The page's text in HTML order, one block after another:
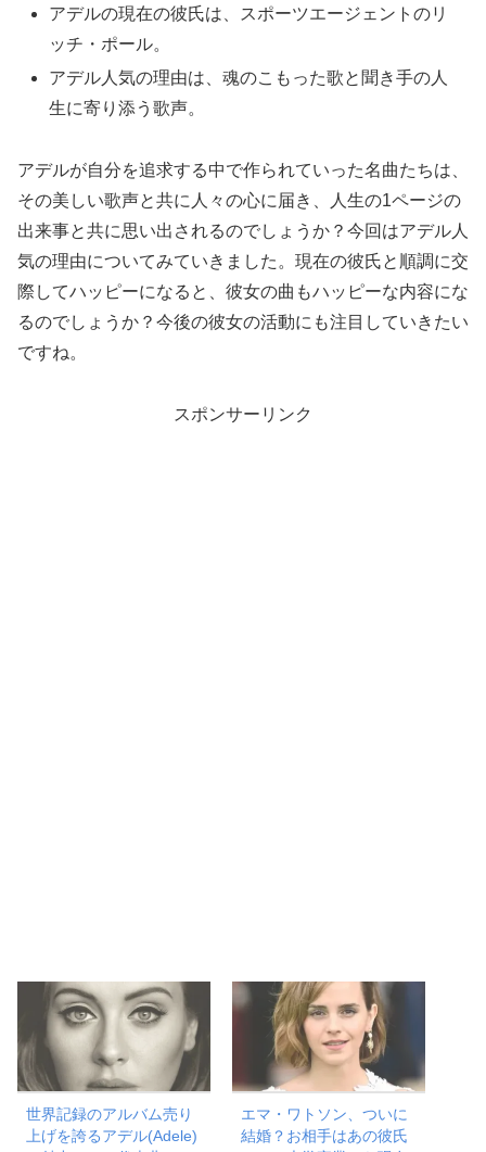
アデルの現在の彼氏は、スポーツエージェントのリ
ッチ・ポール。
アデル人気の理由は、魂のこもった歌と聞き手の人
生に寄り添う歌声。
アデルが自分を追求する中で作られていった名曲たちは、
その美しい歌声と共に人々の心に届き、人生の1ページの
出来事と共に思い出されるのでしょうか？今回はアデル人
気の理由についてみていきました。現在の彼氏と順調に交
際してハッピーになると、彼女の曲もハッピーな内容にな
るのでしょうか？今後の彼女の活動にも注目していきたい
ですね。
スポンサーリンク
世界記録のアルバム売り
上げを誇るアデル(Adele)
エマ・ワトソン、ついに
結婚？お相手はあの彼氏